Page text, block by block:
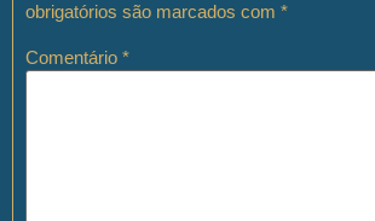
obrigatórios são marcados com *
Comentário *